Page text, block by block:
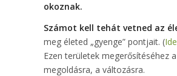
okoznak.
Számot kell tehát vetned az
meg életed „gyenge” pontjait. (
Ezen területek megerősítéséhez
megoldásra, a változásra.